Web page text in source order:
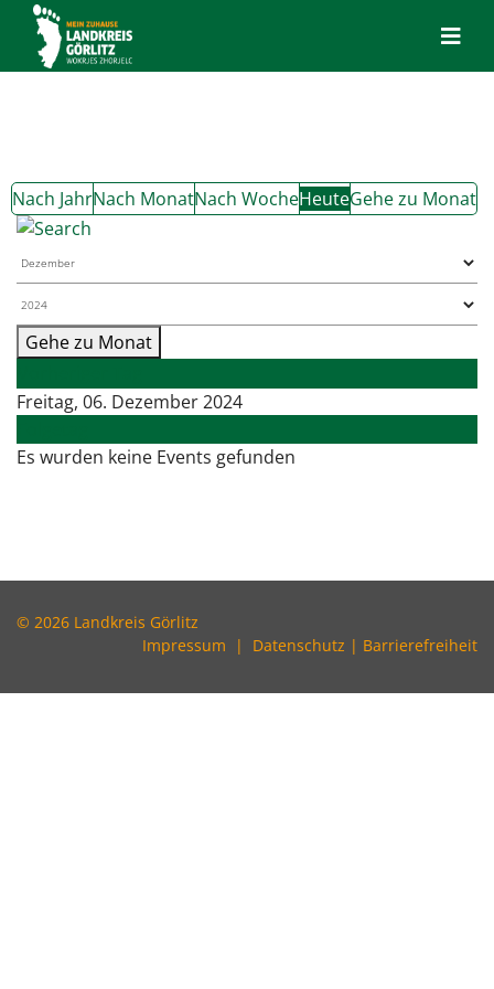
Nach JahrNach MonatNach WocheHeuteGehe zu Monat
Gehe zu Monat
Freitag, 06. Dezember 2024
Es wurden keine Events gefunden
© 2026 Landkreis Görlitz
Impressum | Datenschutz | Barrierefreiheit